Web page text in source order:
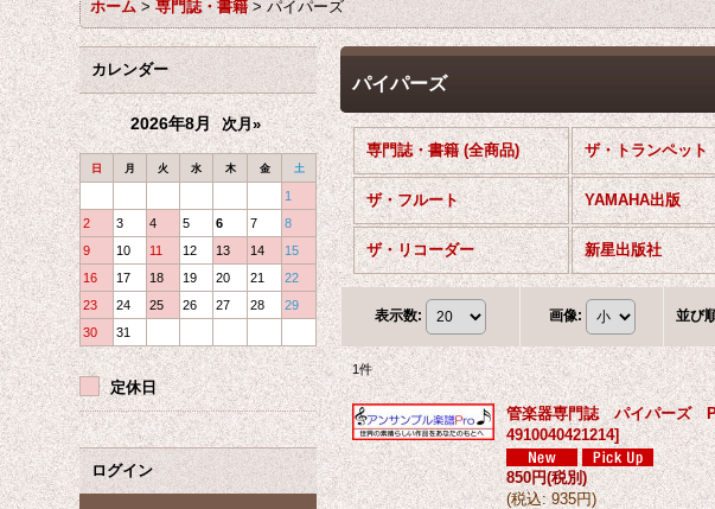
ホーム > 専門誌・書籍 > パイパーズ
カレンダー
2026年8月 次月»
日 月 火 水 木 金 土
1
2
3 4 5 6 7
8
9
10 11 12 13 14
15
16
17 18 19 20 21
22
23
24 25 26 27 28
29
30
31
定休日
ログイン
パイパーズ
専門誌・書籍 (全商品) ザ・トランペット
ザ・フルート YAMAHA出版
ザ・リコーダー 新星出版社
表示数: 画像: 並び
1件
管楽器専門誌 パイパーズ
4910040421214]
850円(税別)
(税込: 935円)